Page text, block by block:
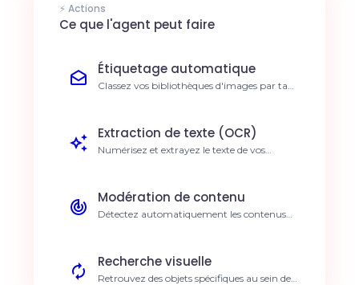
⚡ Actions
Ce que l'agent peut faire
Étiquetage automatique
Classez vos bibliothèques d'images par tags
Extraction de texte (OCR)
Numérisez et extrayez le texte de vos
Modération de contenu
Détectez automatiquement les contenus
Recherche visuelle
Retrouvez des objets spécifiques au sein de